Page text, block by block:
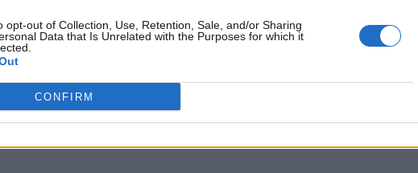
opt-out of Collection, Use, Retention, Sale, and/or Sharing
Data that Is Unrelated with the Purposes for which it
CONFIRM
gli uomini meno
affetto dei Numidi
una rivolta o di una guerra civile,